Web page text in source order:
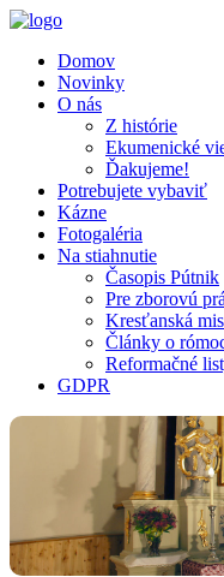
Domov
Novinky
O nás
Z histórie
Ekumenické
Ďakujeme!
Potrebujete vybaviť
Kázne
Fotogaléria
Na stiahnutie
Časopis Pútnik
Pre zborovú
Kresťanská
Články o
Reformačné
GDPR